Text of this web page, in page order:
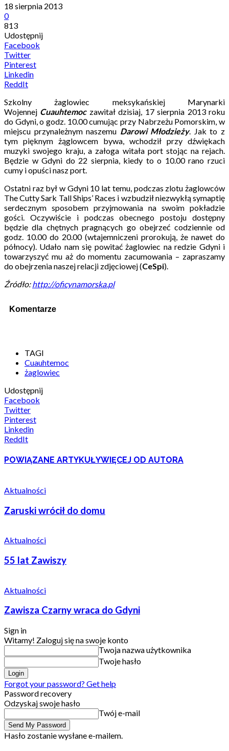
18 sierpnia 2013
0
813
Udostępnij
Facebook
Twitter
Pinterest
Linkedin
ReddIt
Szkolny żaglowiec meksykańskiej Marynarki
Wojennej Cuauhtemoczawitał dzisiaj, 17 sierpnia 2013 roku
do Gdyni, o godz. 10.00 cumując przy Nabrzeżu Pomorskim, w
miejscu przynależnym naszemu Darowi Młodzieży. Jak to z
tym pięknym żąglowcem bywa, wchodził przy dźwiękach
muzyki swojego kraju, a załoga witała port stojąc na rejach.
Będzie w Gdyni do 22 sierpnia, kiedy to o 10.00 rano rzuci
cumy i opuści nasz port.
Ostatni raz był w Gdyni 10 lat temu, podczas zlotu żaglowców
The Cutty Sark Tall Ships’ Races i wzbudził niezwykłą symaptię
serdecznym sposobem przyjmowania na swoim pokładzie
gości. Oczywiście i podczas obecnego postoju dostępny
będzie dla chętnych pragnących go obejrzeć codziennie od
godz. 10.00 do 20.00 (wtajemniczeni prorokują, że nawet do
północy). Udało nam się powitać żaglowiec na redzie Gdyni i
towarzyszyć mu aż do momentu zacumowania – zapraszamy
do obejrzenia naszej relacji zdjęciowej (CeSpi).
Źródło:http://oficynamorska.pl
Komentarze
TAGI
Cuauhtemoc
żaglowiec
Udostępnij
Facebook
Twitter
Pinterest
Linkedin
ReddIt
POWIĄZANE ARTYKUŁYWIĘCEJ OD AUTORA
Aktualności
Zaruski wrócił do domu
Aktualności
55 lat Zawiszy
Aktualności
Zawisza Czarny wraca do Gdyni
Sign in
Witamy! Zaloguj się na swoje konto
Twoja nazwa użytkownika
Twoje hasło
Forgot your password? Get help
Password recovery
Odzyskaj swoje hasło
Twój e-mail
Hasło zostanie wysłane e-mailem.